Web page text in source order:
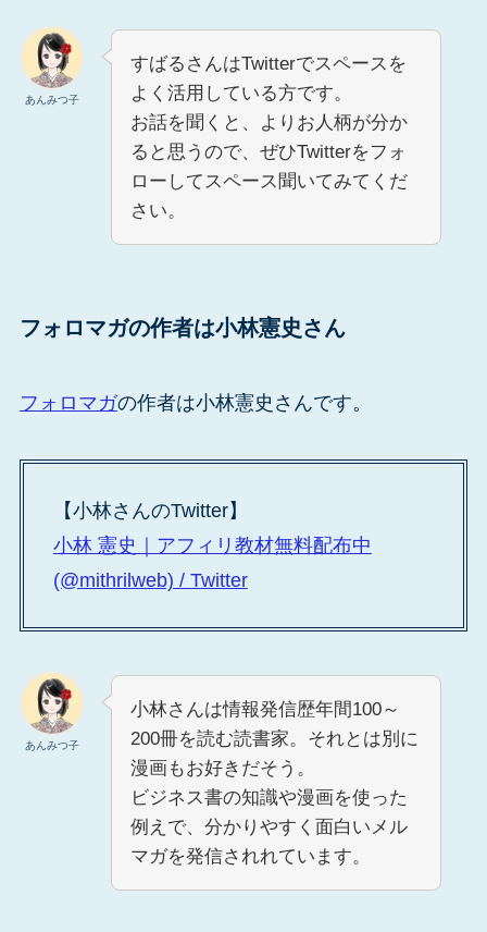
あんみつ子
すばるさんはTwitterでスペースを
よく活用している方です。
お話を聞くと、よりお人柄が分か
ると思うので、ぜひTwitterをフォ
ローしてスペース聞いてみてくだ
さい。
フォロマガの作者は小林憲史さん
フォロマガの作者は小林憲史さんです。
【小林さんのTwitter】
小林 憲史｜アフィリ教材無料配布中
(@mithrilweb) / Twitter
あんみつ子
小林さんは情報発信歴年間100～
200冊を読む読書家。それとは別に
漫画もお好きだそう。
ビジネス書の知識や漫画を使った
例えで、分かりやすく面白いメル
マガを発信されれています。